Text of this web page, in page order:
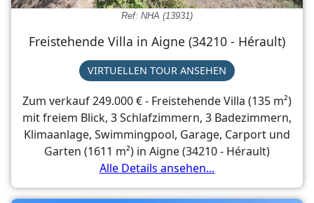
Ref: NHA (13931)
Freistehende Villa in Aigne (34210 - Hérault)
VIRTUELLEN TOUR ANSEHEN
Zum verkauf 249.000 € - Freistehende Villa (135 m²)
mit freiem Blick, 3 Schlafzimmern, 3 Badezimmern,
Klimaanlage, Swimmingpool, Garage, Carport und
Garten (1611 m²) in Aigne (34210 - Hérault)
Alle Details ansehen...